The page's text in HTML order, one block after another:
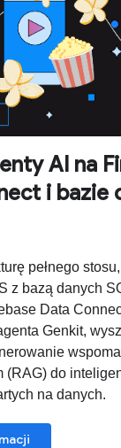
AI na
i bazie
pełnego
z bazą danych
Data
Genkit,
(RAG) do
na danych.